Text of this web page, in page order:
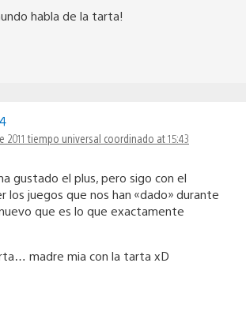
habla de la tarta!
2011 tiempo universal coordinado at 15:43
gustado el plus, pero sigo con el
los juegos que nos han «dado» durante
que es lo que exactamente
madre mia con la tarta xD